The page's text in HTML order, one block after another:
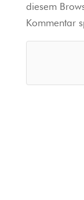
diesem
Kommentar